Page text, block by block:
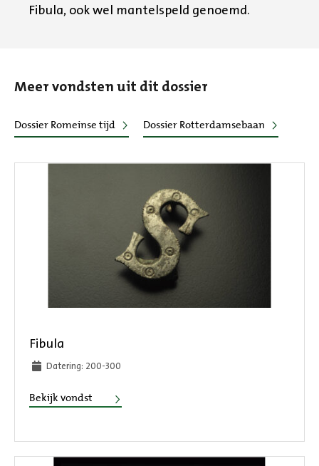
Fibula, ook wel mantelspeld genoemd.
Meer vondsten uit dit dossier
Dossier Romeinse tijd Dossier Rotterdamsebaan
Fibula
Datering: 200-300
Bekijk vondst Fibula